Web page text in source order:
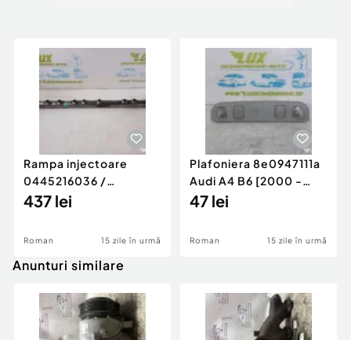
Rampa injectoare
0445216036 /
780542302 3.0 d 313
437 lei
Roman 15 zile în urmă
Plafoniera 8e0947111a
Audi A4 B6 [2000 -
2005]
47 lei
Roman 15 zile în urmă
Anunturi similare